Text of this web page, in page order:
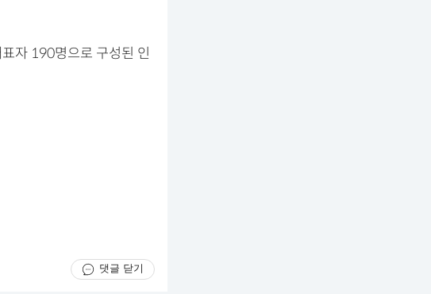
자 190명으로 구성된 인
댓글 닫기